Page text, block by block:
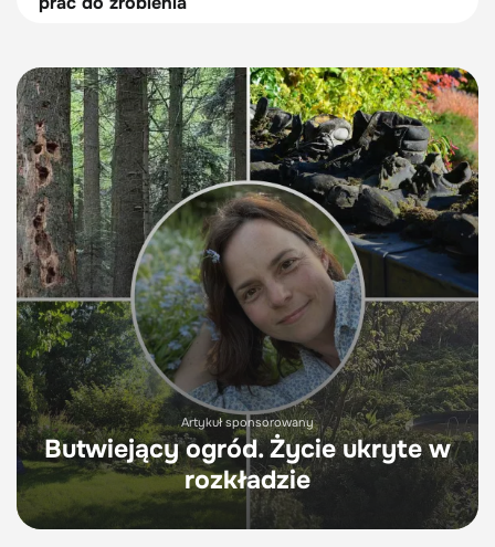
Artykuł sponsorowany
Butwiejący ogród. Życie ukryte w
rozkładzie